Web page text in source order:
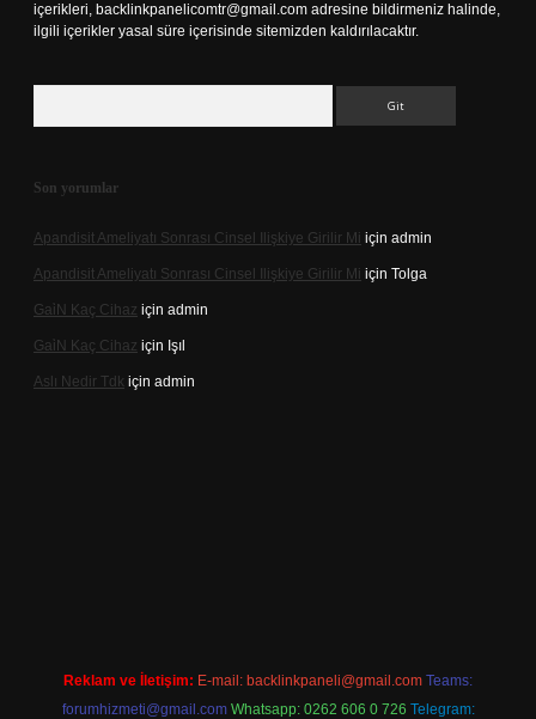
içerikleri, backlinkpanelicomtr@gmail.com adresine bildirmeniz halinde,
ilgili içerikler yasal süre içerisinde sitemizden kaldırılacaktır.
Son yorumlar
Apandisit Ameliyatı Sonrası Cinsel Ilişkiye Girilir Mi için admin
Apandisit Ameliyatı Sonrası Cinsel Ilişkiye Girilir Mi için Tolga
Gai̇N Kaç Cihaz için admin
Gai̇N Kaç Cihaz için Işıl
Aslı Nedir Tdk için admin
Reklam ve İletişim: E-mail: backlinkpaneli@gmail.com Teams:
forumhizmeti@gmail.com Whatsapp: 0262 606 0 726 Telegram: